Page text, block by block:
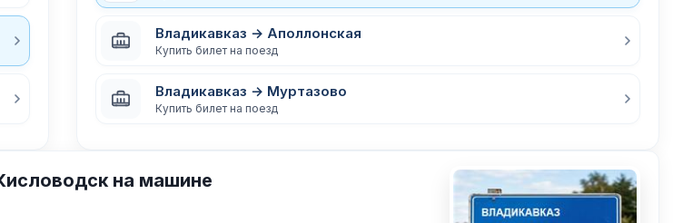
Владикавказ → Аполлонская
Купить билет на поезд
Владикавказ → Муртазово
Купить билет на поезд
на машине